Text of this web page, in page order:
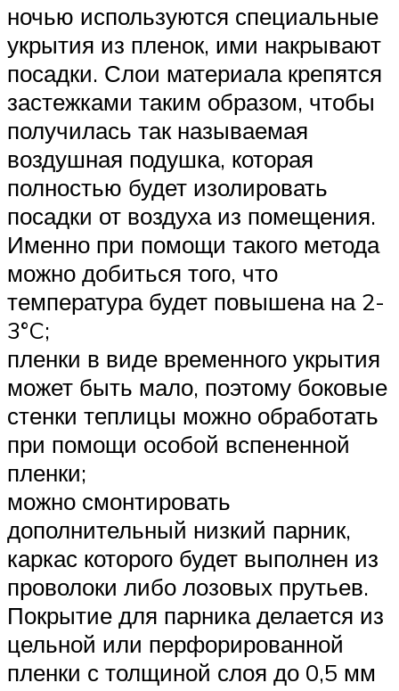
ночью используются специальные
укрытия из пленок, ими накрывают
посадки. Слои материала крепятся
застежками таким образом, чтобы
получилась так называемая
воздушная подушка, которая
полностью будет изолировать
посадки от воздуха из помещения.
Именно при помощи такого метода
можно добиться того, что
температура будет повышена на 2-
3°C;
пленки в виде временного укрытия
может быть мало, поэтому боковые
стенки теплицы можно обработать
при помощи особой вспененной
пленки;
можно смонтировать
дополнительный низкий парник,
каркас которого будет выполнен из
проволоки либо лозовых прутьев.
Покрытие для парника делается из
цельной или перфорированной
пленки с толщиной слоя до 0,5 мм